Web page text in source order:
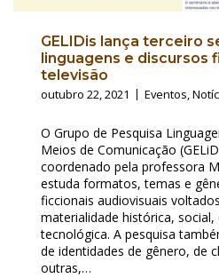
GELIDis lança terceiro
linguagens e discursos
televisão
outubro 22, 2021 Eventos,
O Grupo de Pesquisa
Meios de Comunicação
coordenado pela professora
estuda formatos, temas e
ficcionais audiovisuais
materialidade histórica,
tecnológica. A pesquisa
de identidades de gênero, de
outras,…